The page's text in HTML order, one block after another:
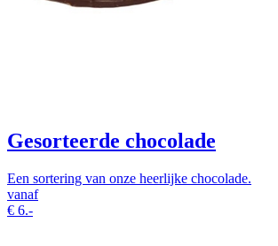
Gesorteerde chocolade
Een sortering van onze heerlijke chocolade.
vanaf
€ 6.-